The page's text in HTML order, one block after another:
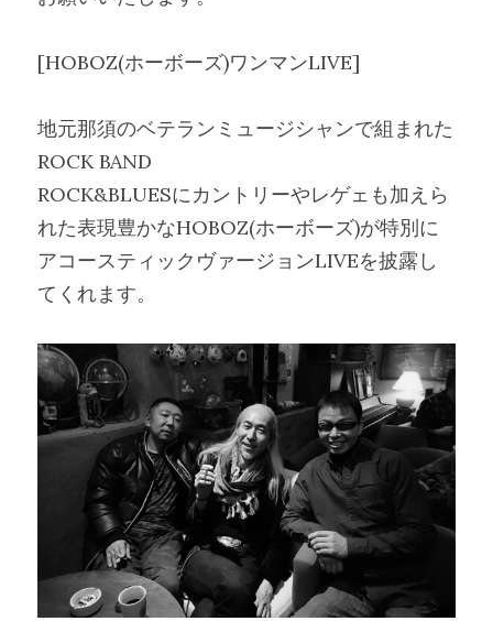
[HOBOZ(ホーボーズ)ワンマンLIVE]
地元那須のベテランミュージシャンで組まれた
ROCK BAND
ROCK&BLUESにカントリーやレゲェも加えら
れた表現豊かなHOBOZ(ホーボーズ)が特別に
アコーステ ィックヴァージョンLIVEを披露し
てくれます。